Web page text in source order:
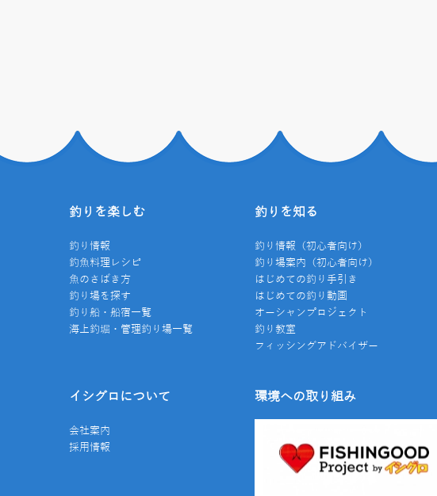
釣りを楽しむ
釣り情報
釣魚料理レシピ
魚のさばき方
釣り場を探す
釣り船・船宿一覧
海上釣堀・管理釣り場一覧
釣りを知る
釣り情報（初心者向け）
釣り場案内（初心者向け）
はじめての釣り手引き
はじめての釣り動画
オーシャンプロジェクト
釣り教室
フィッシングアドバイザー
イシグロについて
会社案内
採用情報
環境への取り組み